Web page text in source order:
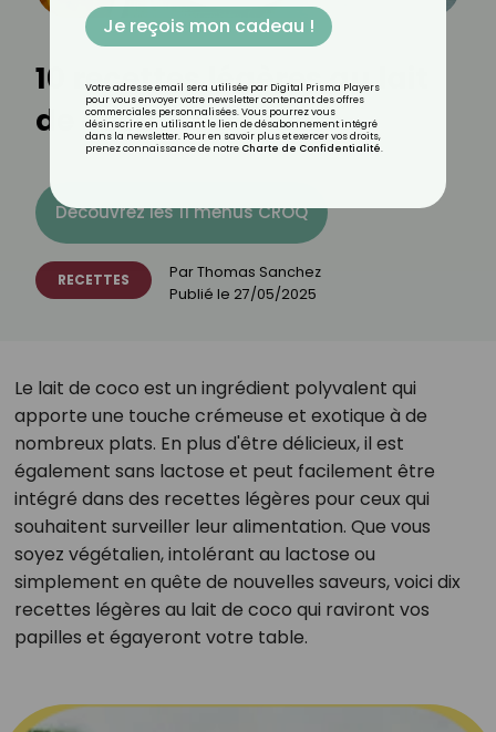
10 recettes légères au lait
de coco
Découvrez les 11 menus CROQ
RECETTES ParThomas Sanchez
Publié le 27/05/2025
Le lait de coco est un ingrédient polyvalent qui
apporte une touche crémeuse et exotique à de
nombreux plats. En plus d'être délicieux, il est
également sans lactose et peut facilement être
intégré dans des recettes légères pour ceux qui
souhaitent surveiller leur alimentation. Que vous
soyez végétalien, intolérant au lactose ou
simplement en quête de nouvelles saveurs, voici dix
recettes légères au lait de coco qui raviront vos
papilles et égayeront votre table.
Je reçois mon cadeau !
Votre adresse email sera utilisée par Digital Prisma Players
pour vous envoyer votre newsletter contenant des offres
commerciales personnalisées. Vous pourrez vous
désinscrire en utilisant le lien de désabonnement intégré
dans la newsletter. Pour en savoir plus et exercer vos droits,
prenez connaissance de notre Charte de Confidentialité.